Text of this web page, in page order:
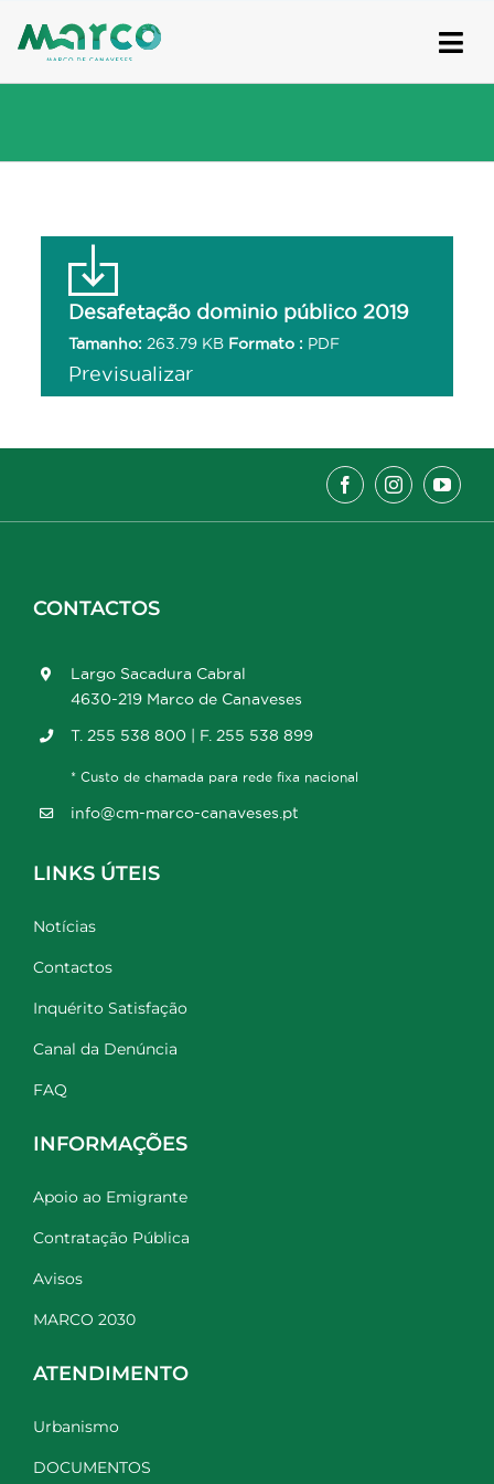
to
Desafetação dominio público 2019
Tamanho: 263.79 KB Formato : PDF
Previsualizar
CONTACTOS
Largo Sacadura Cabral
4630-219 Marco de Canaveses
T. 255 538 800 | F. 255 538 899
* Custo de chamada para rede fixa nacional
info@cm-marco-canaveses.pt
LINKS ÚTEIS
Notícias
Contactos
Inquérito Satisfação
Canal da Denúncia
FAQ
INFORMAÇÕES
Apoio ao Emigrante
Contratação Pública
Avisos
MARCO 2030
ATENDIMENTO
Urbanismo
DOCUMENTOS